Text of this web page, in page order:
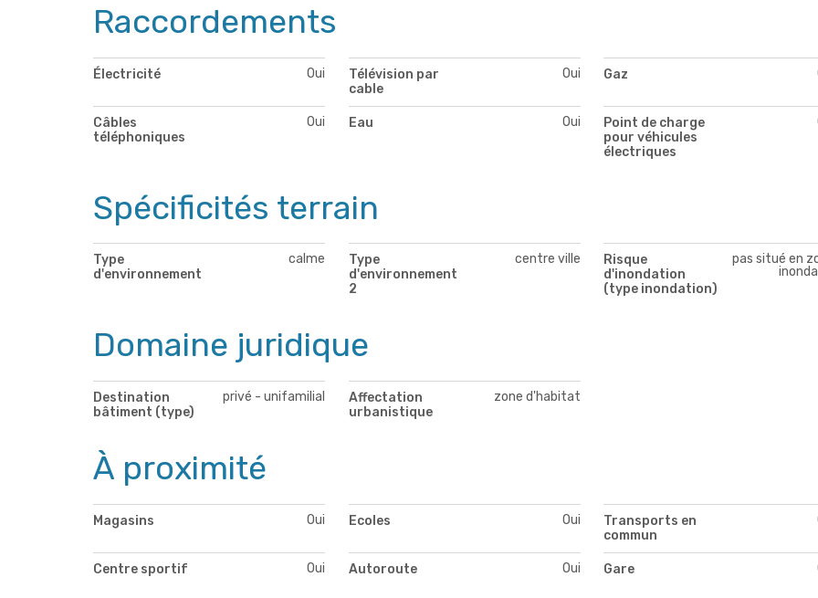
Raccordements
Électricité Oui
Télévision par
cable
Oui Gaz
Câbles
téléphoniques
Oui Eau Oui
Point de charge
pour véhicules
électriques
Spécificités terrain
Type
d'environnement
calme
Type
d'environnement
2
centre ville
Risque
d'inondation
(type inondation)
pas situé en
Domaine juridique
Destination
bâtiment (type)
privé - unifamilial
Affectation
urbanistique
zone d'habitat
À proximité
Magasins Oui Ecoles Oui
Transports en
commun
Centre sportif Oui Autoroute Oui Gare